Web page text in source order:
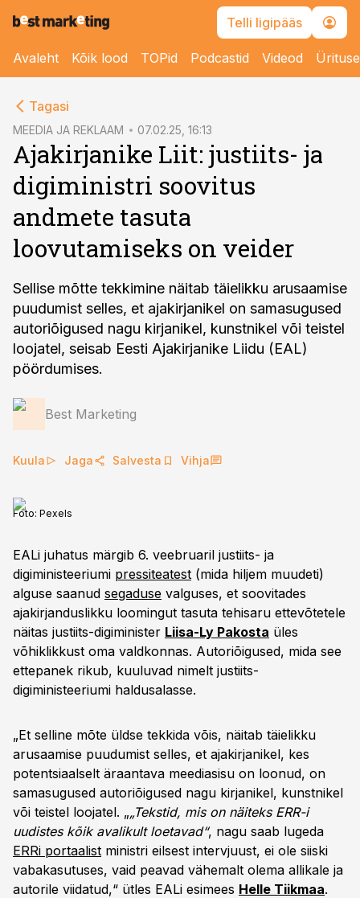
Telli ligipääs
Avaleht Kõik lood TOPid Podcastid Videod
Tagasi
MEEDIA JA REKLAAM 07.02.25, 16:13
Ajakirjanike Liit: justiits- ja
digiministri soovitus
andmete tasuta
loovutamiseks on veider
Sellise mõtte tekkimine näitab täielikku arusaamise
puudumist selles, et ajakirjanikel on samasugused
autoriõigused nagu kirjanikel, kunstnikel või teistel
loojatel, seisab Eesti Ajakirjanike Liidu (EAL)
pöördumises.
Best Marketing
Kuula Jaga Salvesta Vihja
Foto: Pexels
EALi juhatus märgib 6. veebruaril justiits- ja
digiministeeriumi pressiteatest (mida hiljem muudeti)
alguse saanud segaduse valguses, et soovitades
ajakirjanduslikku loomingut tasuta tehisaru ettevõtetele
näitas justiits-digiminister Liisa-Ly Pakosta üles
võhiklikkust oma valdkonnas. Autoriõigused, mida see
ettepanek rikub, kuuluvad nimelt justiits-
digiministeeriumi haldusalasse.
„Et selline mõte üldse tekkida võis, näitab täielikku
arusaamise puudumist selles, et ajakirjanikel, kes
potentsiaalselt äraantava meediasisu on loonud, on
samasugused autoriõigused nagu kirjanikel, kunstnikel
või teistel loojatel. „„Tekstid, mis on näiteks ERR-i
uudistes kõik avalikult loetavad“, nagu saab lugeda
ERRi portaalist ministri eilsest intervjuust, ei ole siiski
vabakasutuses, vaid peavad vähemalt olema allikale ja
autorile viidatud,“ ütles EALi esimees Helle Tiikmaa.